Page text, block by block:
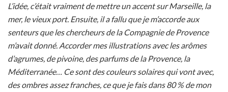
L’idée, c’était vraiment de mettre un accent sur Marseille, la
mer, le vieux port. Ensuite, il a fallu que je m’accorde aux
senteurs que les chercheurs de la Compagnie de Provence
m’avait donné. Accorder mes illustrations avec les arômes
d’agrumes, de pivoine, des parfums de la Provence, la
Méditerranée… Ce sontdes couleurs solaires qui vont avec,
des ombres assez franches, ce que je fais dans 80 % de mon